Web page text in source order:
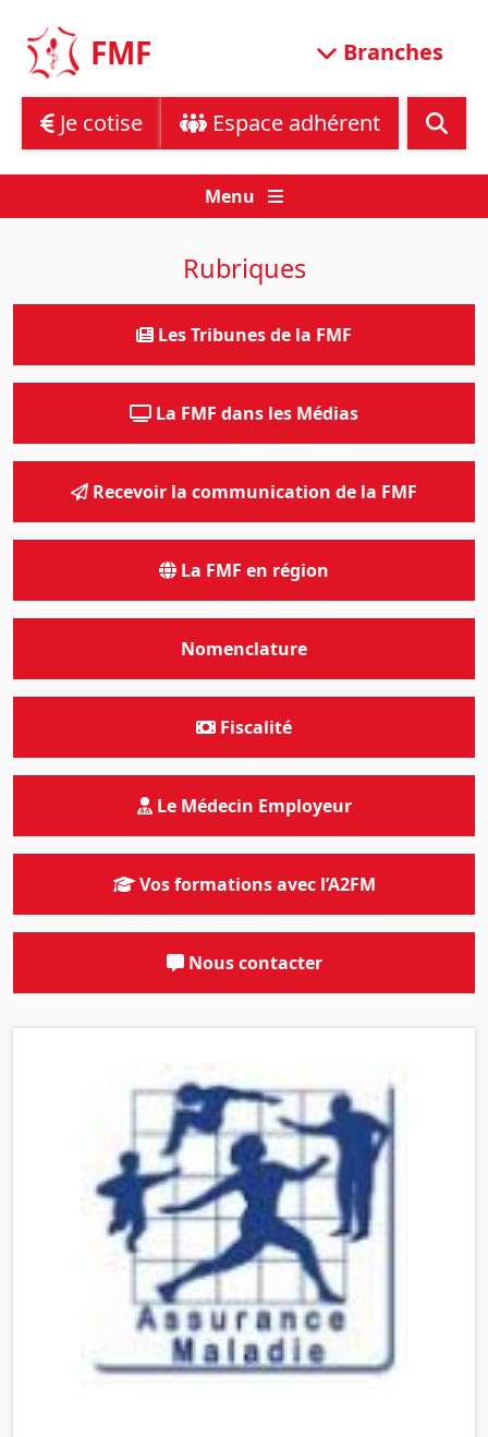
content
FMF Branches
Je cotise Espace adhérent
Menu
Rubriques
Les Tribunes de la FMF
La FMF dans les Médias
Recevoir la communication de la FMF
La FMF en région
Nomenclature
Fiscalité
Le Médecin Employeur
Vos formations avec l’A2FM
Nous contacter